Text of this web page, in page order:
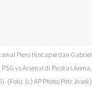
Piero Hincapie dan Gabriel
vs Arsenal di Puskas Arena,
(Foto: (c) AP Photo/Petr Josek)